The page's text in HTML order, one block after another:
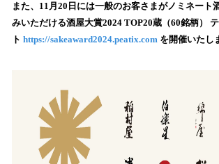
また、11月20日には一般のお客さまがノミネート
みいただける酒屋大賞2024 TOP20蔵（60銘柄）
ト https://sakeaward2024.peatix.com を開催いたし